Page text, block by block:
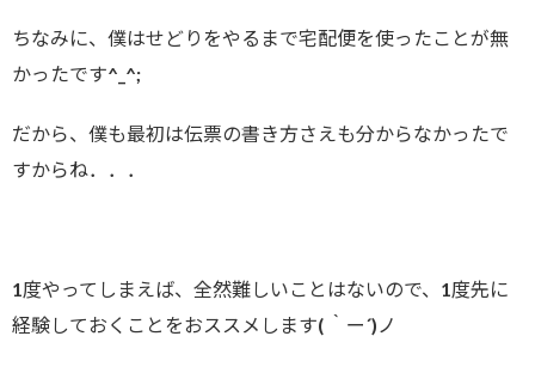
ちなみに、僕はせどりをやるまで宅配便を使ったことが無
かったです^_^;
だから、僕も最初は伝票の書き方さえも分からなかったで
すからね．．．
1度やってしまえば、全然難しいことはないので、1度先に
経験しておくことをおススメします( ｀ー´)ノ